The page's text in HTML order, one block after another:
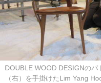
DOUBLE WOOD DESIGNの
（右）を手掛けたLim Yang